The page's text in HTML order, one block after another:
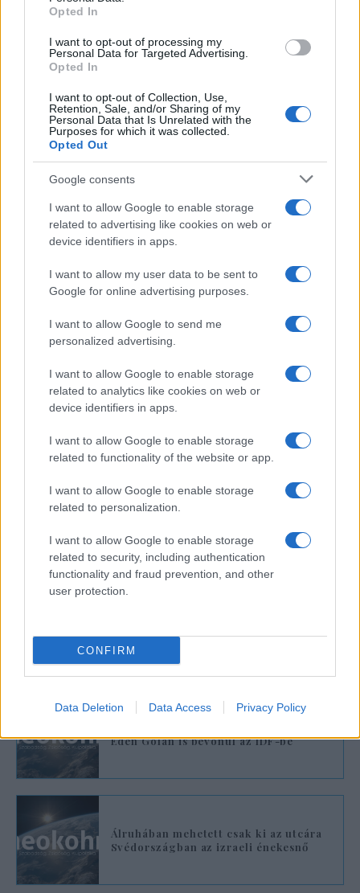
Opted In
I want to opt-out of processing my
Personal Data for Targeted Advertising.
Opted In
I want to opt-out of Collection, Use,
Retention, Sale, and/or Sharing of my
Personal Data that Is Unrelated with the
Purposes for which it was collected.
Opted Out
Google consents
I want to allow Google to enable storage
related to advertising like cookies on web or
device identifiers in apps.
I want to allow my user data to be sent to
Google for online advertising purposes.
I want to allow Google to send me
personalized advertising.
I want to allow Google to enable storage
related to analytics like cookies on web or
device identifiers in apps.
I want to allow Google to enable storage
related to functionality of the website or app.
I want to allow Google to enable storage
related to personalization.
I want to allow Google to enable storage
related to security, including authentication
functionality and fraud prevention, and other
user protection.
CONFIRM
Data Deletion Data Access Privacy Policy
Juval Raphael
Az Izrael képviselő énekesnő gyerekként
három évig élt a svájci Genfben, ezalatt
megtanult franciául, és ezt szerette volna
beépíteni a dalba.
Raphael úgy élte túl a Hamász támadását a
Nova fesztiválon, hogy halottnak tettette
magát, és holttestek alatt bújt el egy út
menti óvóhelyen Beeri kibuc közelében – míg
végül nyolc óra után kimentették.
Bár megsérült a lábán, de végül felépült; az
óvóhelyen tartózkodók közül azonban 16
fiatalt meggyilkoltak, és csak 12-en
menekültek meg. Felépülése után Raphael
beutazta a világot, és nemzetközi fórumokon,
többek között az ENSZ-ben is elmondta
történetét.
A verseny második elődöntőjében, május 15-én
fog fellépni először, hogy megküzdjön a
május 18-i nagydöntőbe való bejutásért.
A tavalyi évhez hasonlóan Raphael és Izrael
tiltakozásokkalésbojkottfelhívásokkalfog
szembesülni.
Eden Golan is bevonul az IDF-be
Álruhában mehetett csak ki az utcára
Svédországban az izraeli énekesnő